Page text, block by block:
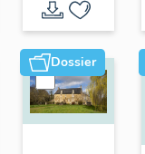
puis
ferme
Dossier